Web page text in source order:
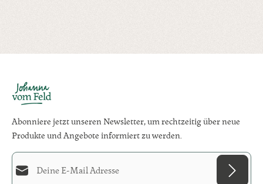
Abonniere jetzt unseren Newsletter, um rechtzeitig über neue
Produkte und Angebote informiert zu werden.
E-Mail-Adresse*